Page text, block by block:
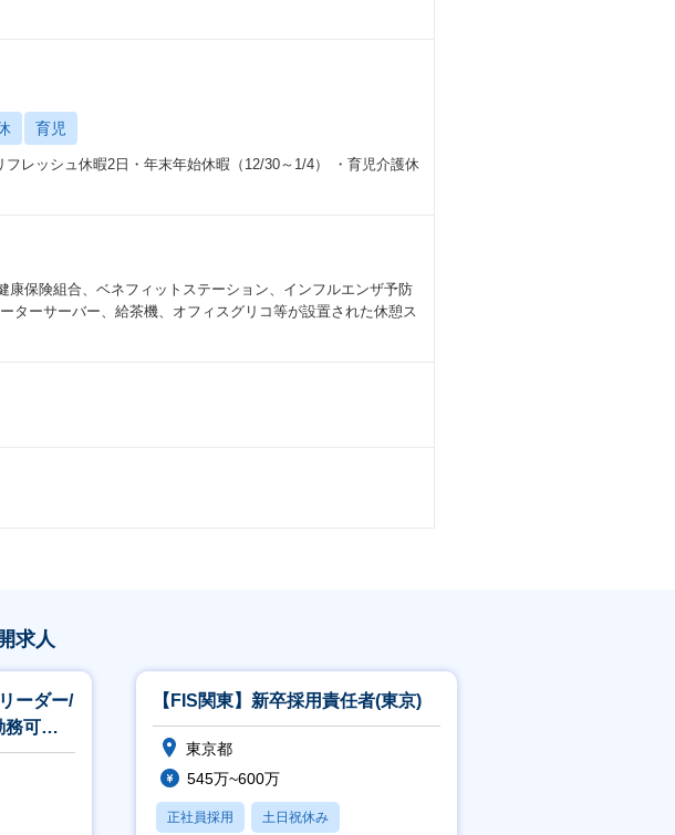
育児
レッシュ休暇2日・年末年始休暇（12/30～1/4） ・育児介護休
保険組合、ベネフィットステーション、インフルエンザ予防
ーサーバー、給茶機、オフィスグリコ等が設置された休憩ス
求人
ーダー/
務可
【FIS関東】新卒採用責任者(東京)
東京都
545万~600万
正社員採用 土日祝休み